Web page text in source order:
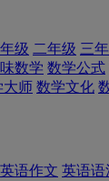
级 二年级 三
数学 数学公式
大师 数学文化
英语作文 英语语